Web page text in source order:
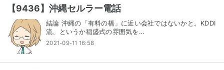
【9436】沖縄セルラー電話
結論 沖縄の「有料の橋」に近い会社ではないかと。KDDI
流、というか稲盛式の雰囲気を…
2021-09-11 16:58